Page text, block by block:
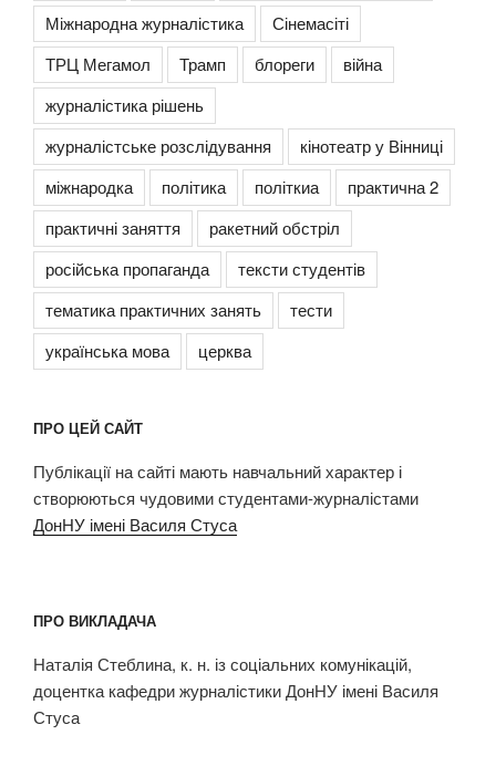
Міжнародна журналістика
Сінемасіті
ТРЦ Мегамол
Трамп блореги
війна
журналістика рішень
журналістське розслідування
кінотеатр у Вінниці
міжнародка
політика політкиа
практична 2
практичні заняття
ракетний обстріл
російська пропаганда
тексти студентів
тематика практичних занять
тести
українська мова
церква
ПРО ЦЕЙ САЙТ
Публікації на сайті мають навчальний характер і
створюються чудовими студентами-журналістами
ДонНУ імені Василя Стуса
ПРО ВИКЛАДАЧА
Наталія Стеблина, к. н. із соціальних комунікацій,
доцентка кафедри журналістики ДонНУ імені Василя
Стуса